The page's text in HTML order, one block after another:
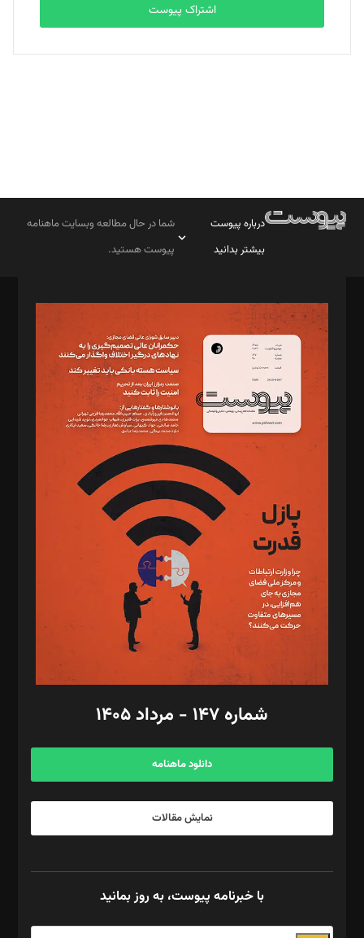
بابک نقاش
تحریریه
اشتراک پیوست
درباره پیوست
بیشتر بدانید
شما در حال مطالعه وبسایت ماهنامه
پیوست هستید.
مدیر مسئول: محمدباقر اثنی‌عشری
سردبیر: مهرک محمودی
دبیر تحریریه: میثم قاسمی
د‌بیر ناداستان: سمانه سمیع
د‌بیر خدمت و تجارت: ابوالفضل رجبی
د‌بیر حقوق فناوری: حسام‌الدین ایپکچی
د‌بیر پیوست جهان: مینا پاکدل
د‌بیر تحریریه آنلاین: بابک نقاش
تحریریه‌: مجتبی محمود‌ی، آرش برهمند، یسنا امان‌پور، سروش کرمیان،
مصطفی مسجدی آرانی، ابوالفضل رجبی، زهرا فکرانه، فائزه فتحی
رستمی،مصطفی باستان
ویرایش: نگار استاد‌‌آقا
طراح یونیفرم: مجید توکلی
فیلمبرداری و عکاسی: امیر شفیعی، مانی لطفی زاده
گرافیک و صفحه‌آرایی: سید‌سبحان‌علی ثابت
مد‌یر توسعه تجاری: کامبیز برید‌
امور مالی: شاپور رهبری، محمد‌ کاظمی‌نیا
آگهی و مشترکین: ۰۹۱۹۹۹۹۰۴۵۴
شماره ۱۴۷ - مرداد ۱۴۰۵
دانلود ماهنامه
نمایش مقالات
با خبرنامه پیوست، به روز بمانید